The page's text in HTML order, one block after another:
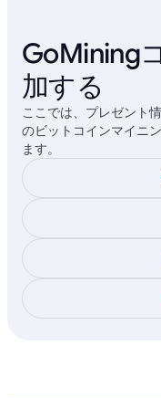
GoMining
加する
ここでは、プレゼント
のビットコインマイニ
ます。